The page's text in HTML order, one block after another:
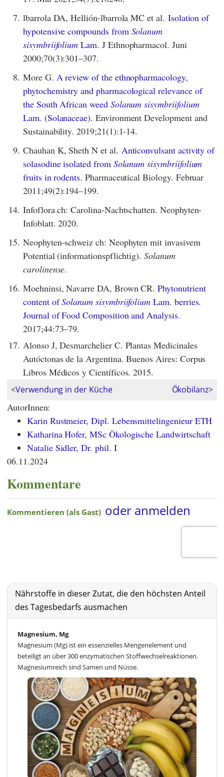
7. lbarrola DA, Hellión-lbarrola MC et al. Isolation of
hypotensive compounds from Solanum
sisymbriifolium Lam. J Ethnopharmacol. Juni
2000;70(3):301–307.
8. More G. A review of the ethnopharmacology,
phytochemistry and pharmacological relevance of
the South African weed Solanum sisymbriifolium
Lam. (Solanaceae). Environment Development and
Sustainability. 2019;21(1):1-14.
9. Chauhan K, Sheth N et al. Anticonvulsant activity of
solasodine isolated from Solanum sisymbriifolium
fruits in rodents. Pharmaceutical Biology. Februar
2011;49(2):194–199.
14. Infoflora ch: Carolina-Nachtschatten. Neophyten-
Infoblatt. 2020.
15. Neophyten-schweiz ch: Neophyten mit invasivem
Potential (informationspflichtig).Solanum
carolinense.
16. Moehninsi, Navarre DA, Brown CR.Phytonutrient
content ofSolanum sisymbriifolium Lam. berries.
Journal of Food Composition and Analysis.
2017;44:73–79.
17. Alonso J, Desmarchelier C. Plantas Medicinales
Autóctonas de la Argentina. Buenos Aires: Corpus
Libros Médicos y Científicos. 2015.
<Verwendung in der Küche Ökobilanz>
AutorInnen:
Karin Rustmeier, Dipl. Lebensmittelingenieur ETH
Katharina Hofer, MSc Ökologische Landwirtschaft
Natalie Sidler, Dr. phil. I
06.11.2024
Kommentare
Nährstoffe in dieser Zutat, die den höchsten Anteil
des Tagesbedarfs ausmachen
Magnesium, Mg
Magnesium (Mg) ist ein essenzielles Mengenelement und
beteiligt an über 300 enzymatischen Stoffwechselreaktionen.
Magnesiumreich sind Samen und Nüsse.